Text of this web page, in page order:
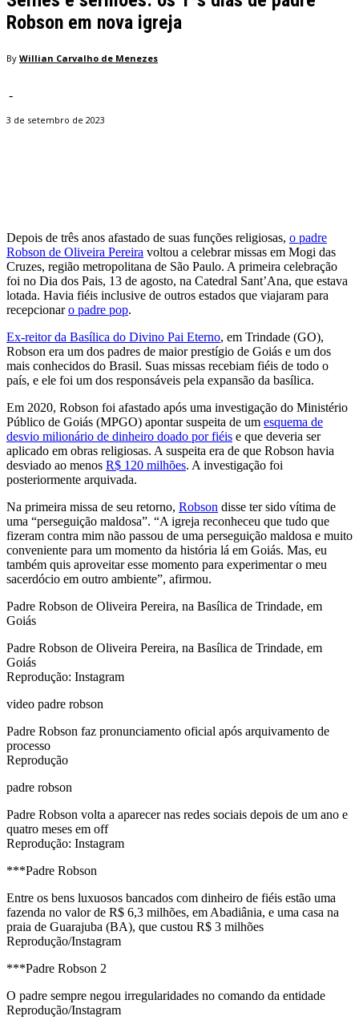
Robson em nova igreja
By Willian Carvalho de Menezes
-
3 de setembro de 2023
Depois de três anos afastado de suas funções religiosas, o padre
Robson de Oliveira Pereira voltou a celebrar missas em Mogi das
Cruzes, região metropolitana de São Paulo. A primeira celebração
foi no Dia dos Pais, 13 de agosto, na Catedral Sant’Ana, que estava
lotada. Havia fiéis inclusive de outros estados que viajaram para
recepcionaro padre pop.
Ex-reitor da Basílica do Divino Pai Eterno, em Trindade (GO),
Robson era um dos padres de maior prestígio de Goiás e um dos
mais conhecidos do Brasil. Suas missas recebiam fiéis de todo o
país, e ele foi um dos responsáveis pela expansão da basílica.
Em 2020, Robson foi afastado após uma investigação do Ministério
Público de Goiás (MPGO) apontar suspeita de um esquema de
desvio milionário de dinheiro doado por fiéis e que deveria ser
aplicado em obras religiosas. A suspeita era de que Robson havia
desviado ao menos R$ 120 milhões. A investigação foi
posteriormente arquivada.
Na primeira missa de seu retorno, Robson disse ter sido vítima de
uma “perseguição maldosa”. “A igreja reconheceu que tudo que
fizeram contra mim não passou de uma perseguição maldosa e muito
conveniente para um momento da história lá em Goiás. Mas, eu
também quis aproveitar esse momento para experimentar o meu
sacerdócio em outro ambiente”, afirmou.
Padre Robson de Oliveira Pereira, na Basílica de Trindade, em
Goiás
Padre Robson de Oliveira Pereira, na Basílica de Trindade, em
Goiás
Reprodução: Instagram
video padre robson
Padre Robson faz pronunciamento oficial após arquivamento de
processo
Reprodução
padre robson
Padre Robson volta a aparecer nas redes sociais depois de um ano e
quatro meses em off
Reprodução: Instagram
***Padre Robson
Entre os bens luxuosos bancados com dinheiro de fiéis estão uma
fazenda no valor de R$ 6,3 milhões, em Abadiânia, e uma casa na
praia de Guarajuba (BA), que custou R$ 3 milhões
Reprodução/Instagram
***Padre Robson 2
O padre sempre negou irregularidades no comando da entidade
Reprodução/Instagram